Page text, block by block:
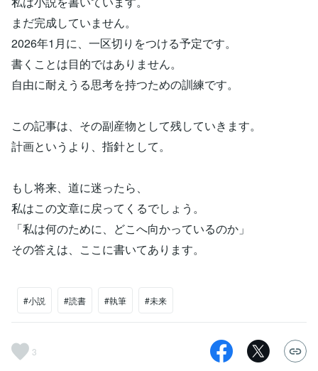
まだ完成していません。
2026年1月に、一区切りをつける予定です。
書くことは目的ではありません。
自由に耐えうる思考を持つための訓練です。
この記事は、その副産物として残していきます。
計画というより、指針として。
もし将来、道に迷ったら、
私はこの文章に戻ってくるでしょう。
「私は何のために、どこへ向かっているのか」
その答えは、ここに書いてあります。
#小説 #読書 #執筆 #未来
3